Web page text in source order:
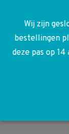
Wij zijn
bestellingen
deze pas op